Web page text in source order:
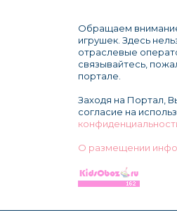
Обращаем
игрушек. Здесь
отраслевые
связывайтесь,
портале.
Заходя на Портал,
согласие на
О размещении